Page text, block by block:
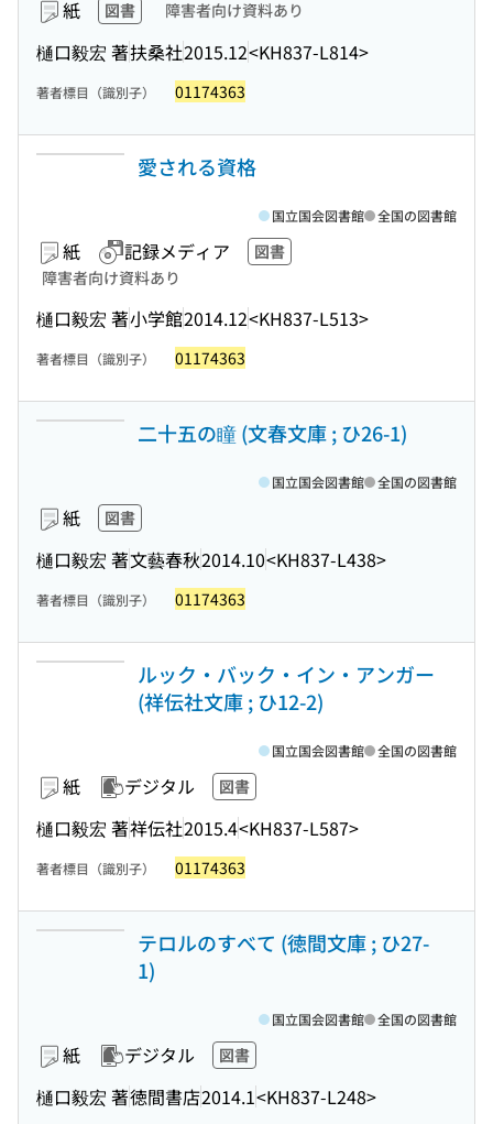
紙 図書 障害者向け資料あり
樋口毅宏 著扶桑社2015.12<KH837-L814>
著者標目（識別子） 01174363
愛される資格
紙 記録メディア
図書
障害者向け資料あり
樋口毅宏 著小学館2014.12<KH837-L513>
国立国会図書館 全国の図書館
著者標目（識別子） 01174363
二十五の瞳 (文春文庫 ; ひ26-1)
紙 図書
樋口毅宏 著文藝春秋2014.10<KH837-L438>
国立国会図書館 全国の図書館
著者標目（識別子） 01174363
ルック・バック・イン・アンガー
(祥伝社文庫 ; ひ12-2)
紙 デジタル 図書
樋口毅宏 著祥伝社2015.4<KH837-L587>
国立国会図書館 全国の図書館
著者標目（識別子） 01174363
テロルのすべて (徳間文庫 ; ひ27-
1)
紙 デジタル 図書
樋口毅宏 著徳間書店2014.1<KH837-L248>
国立国会図書館 全国の図書館